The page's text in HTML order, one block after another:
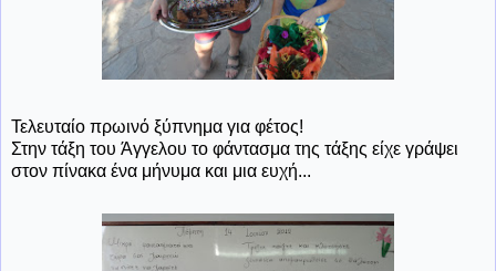
Τελευταίο πρωινό ξύπνημα για φέτος!
Στην τάξη του Άγγελου το φάντασμα της τάξης είχε γράψει
στον πίνακα ένα μήνυμα και μια ευχή...